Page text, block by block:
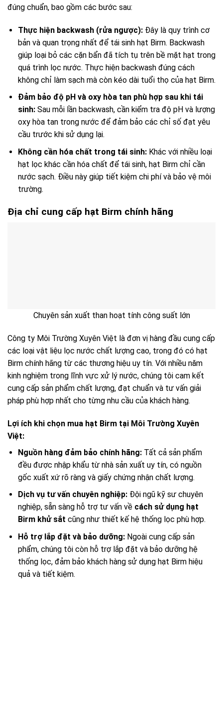
đúng chuẩn, bao gồm các bước sau:
Thực hiện backwash (rửa ngược):Đây là quy trình cơ
bản và quan trọng nhất để tái sinh hạt Birm. Backwash
giúp loại bỏ các cặn bẩn đã tích tụ trên bề mặt hạt trong
quá trình lọc nước. Thực hiện backwash đúng cách
không chỉ làm sạch mà còn kéo dài tuổi thọ của hạt Birm.
Đảm bảo độ pH và oxy hòa tan phù hợp sau khi tái
sinh:Sau mỗi lần backwash, cần kiểm tra độ pH và lượng
oxy hòa tan trong nước để đảm bảo các chỉ số đạt yêu
cầu trước khi sử dụng lại.
Không cần hóa chất trong tái sinh:Khác với nhiều loại
hạt lọc khác cần hóa chất để tái sinh, hạt Birm chỉ cần
nước sạch. Điều này giúp tiết kiệm chi phí và bảo vệ môi
trường.
Địa chỉ cung cấp hạt Birm chính hãng
Chuyên sản xuất than hoạt tính công suất lớn
Công ty Môi Trường Xuyên Việt là đơn vị hàng đầu cung cấp
các loại vật liệu lọc nước chất lượng cao, trong đó có hạt
Birm chính hãng từ các thương hiệu uy tín. Với nhiều năm
kinh nghiệm trong lĩnh vực xử lý nước, chúng tôi cam kết
cung cấp sản phẩm chất lượng, đạt chuẩn và tư vấn giải
pháp phù hợp nhất cho từng nhu cầu của khách hàng.
Lợi ích khi chọn mua hạt Birm tại Môi Trường Xuyên
Việt:
Nguồn hàng đảm bảo chính hãng:Tất cả sản phẩm
đều được nhập khẩu từ nhà sản xuất uy tín, có nguồn
gốc xuất xứ rõ ràng và giấy chứng nhận chất lượng.
Dịch vụ tư vấn chuyên nghiệp:Đội ngũ kỹ sư chuyên
nghiệp, sẵn sàng hỗ trợ tư vấn về cách sử dụng hạt
Birm khử sắt cũng như thiết kế hệ thống lọc phù hợp.
Hỗ trợ lắp đặt và bảo dưỡng:Ngoài cung cấp sản
phẩm, chúng tôi còn hỗ trợ lắp đặt và bảo dưỡng hệ
thống lọc, đảm bảo khách hàng sử dụng hạt Birm hiệu
quả và tiết kiệm.